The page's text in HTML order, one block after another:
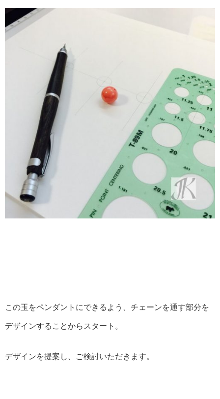
この玉をペンダントにできるよう、チェーンを通す部分を
デザインすることからスタート。
デザインを提案し、ご検討いただきます。